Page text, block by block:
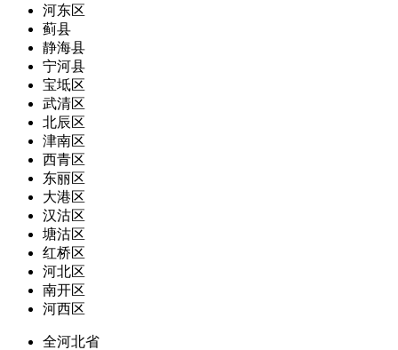
河东区
蓟县
静海县
宁河县
宝坻区
武清区
北辰区
津南区
西青区
东丽区
大港区
汉沽区
塘沽区
红桥区
河北区
南开区
河西区
全河北省